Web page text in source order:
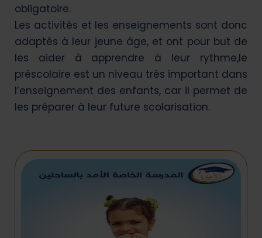
obligatoire.
Les activités et les enseignements sont donc
adaptés à leur jeune âge, et ont pour but de
les aider à apprendre à leur rythme,le
préscolaire est un niveau très important dans
l’enseignement des enfants, car il permet de
les préparer à leur future scolarisation.